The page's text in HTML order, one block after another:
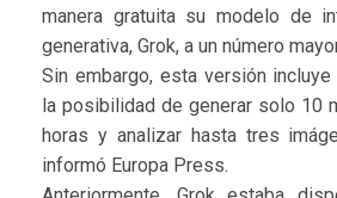
manera gratuita su modelo de
generativa, Grok, a un número
Sin embargo, esta versión
la posibilidad de generar solo 10
horas y analizar hasta tres
informó Europa Press.